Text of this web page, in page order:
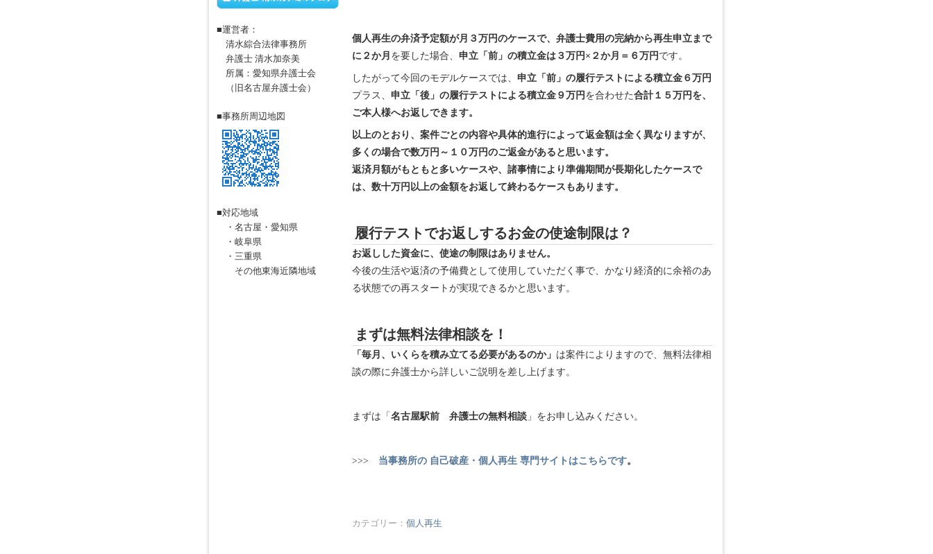
個人再生の弁済予定額が月３万円のケースで、弁護士費用の完納から再生申立まで
に２か月 を要した場合、 申立「前」の積立金は３万円×２か月＝６万円 です。
したがって今回のモデルケースでは、 申立「前」の履行テストによる積立金６万円
プラス、 申立「後」の履行テストによる積立金９万円 を合わせた合計１５万円を、
ご本人様へお返しできます。
以上のとおり、案件ごとの内容や具体的進行によって返金額は全く異なりますが、
多くの場合で数万円～１０万円のご返金があると思います。
返済月額がもともと多いケースや、諸事情により準備期間が長期化したケースで
は、数十万円以上の金額をお返して終わるケースもあります。
履行テストでお返しするお金の使途制限は？
お返しした資金に、使途の制限はありません。
今後の生活や返済の予備費として使用していただく事で、かなり経済的に余裕のあ
る状態での再スタートが実現できるかと思います。
まずは無料法律相談を！
「毎月、いくらを積み立てる必要があるのか」 は案件によりますので、無料法律相
談の際に弁護士から詳しいご説明を差し上げます。
まずは「 名古屋駅前 弁護士の無料相談 」をお申し込みください。
>>> 当事務所の 自己破産・個人再生 専門サイトはこちらです。
カテゴリー： 個人再生
■運営者：
清水綜合法律事務所
弁護士 清水加奈美
所属：愛知県弁護士会
（旧名古屋弁護士会）
■事務所周辺地図
■対応地域
・名古屋・愛知県
・岐阜県
・三重県
その他東海近隣地域